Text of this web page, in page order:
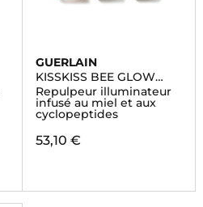
GUERLAIN
KISSKISS BEE GLOW
PLUMP
Repulpeur illuminateur
infusé au miel et aux
cyclopeptides
53,10 €